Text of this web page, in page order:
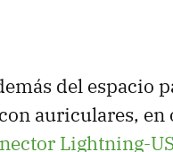
del espacio
auriculares, en
Lightning-